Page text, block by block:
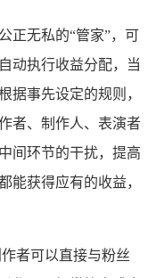
正无私的“管家”，可
动执行收益分配，当
据事先设定的规则，
者、制作人、表演者
间环节的干扰，提高
能获得应有的收益，
者可以直接与粉丝